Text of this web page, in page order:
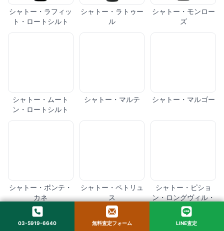
シャトー・ラフィッ
ト・ロートシルト
シャトー・ラトゥー
ル
シャトー・モンロー
ズ
シャトー・ムート
ン・ロートシルト
シャトー・マルテ シャトー・マルゴー
シャトー・ポンテ・
カネ
シャトー・ペトリュ
ス
シャトー・ピショ
ン・ロングヴィル・
バロン
03-5919-6640 無料査定フォーム LINE査定